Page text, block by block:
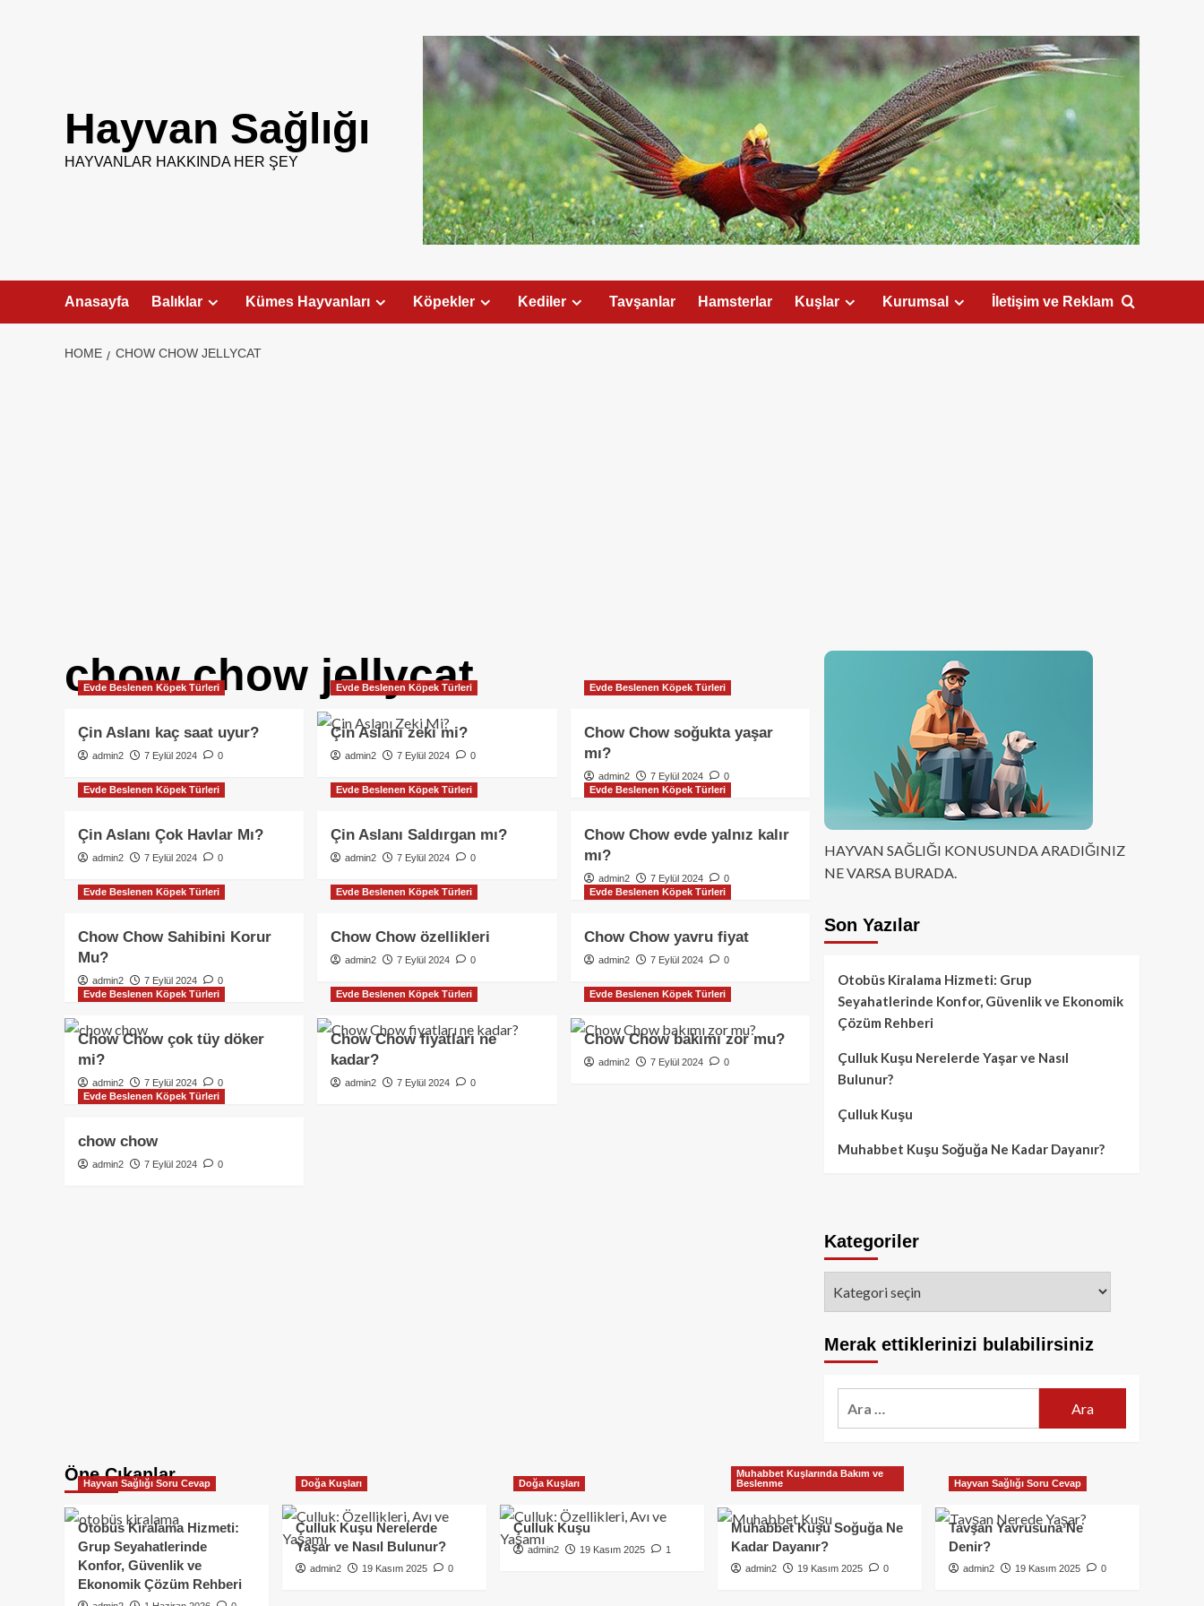
Hayvan Sağlığı
HAYVANLAR HAKKINDA HER ŞEY
Anasayfa Balıklar Kümes Hayvanları Köpekler Kediler Tavşanlar Hamsterlar Kuşlar Kurumsal İletişim ve Reklam
HOME CHOW CHOW JELLYCAT
chow chow jellycat
Evde Beslenen Köpek Türleri
Çin Aslanı kaç saat uyur?
admin2 7 Eylül 2024 0
Evde Beslenen Köpek Türleri
Çin Aslanı zeki mi?
admin2 7 Eylül 2024 0
Evde Beslenen Köpek Türleri
Chow Chow soğukta yaşar
mı?
admin2 7 Eylül 2024
0
Evde Beslenen Köpek Türleri
Çin Aslanı Çok Havlar Mı?
admin2 7 Eylül 2024 0
Evde Beslenen Köpek Türleri
Çin Aslanı Saldırgan mı?
admin2 7 Eylül 2024 0
Evde Beslenen Köpek Türleri
Chow Chow evde yalnız kalır
mı?
admin2 7 Eylül 2024
0
Evde Beslenen Köpek Türleri
Chow Chow Sahibini Korur
Mu?
admin2 7 Eylül 2024 0
Evde Beslenen Köpek Türleri
Chow Chow özellikleri
admin2 7 Eylül 2024 0
Evde Beslenen Köpek Türleri
Chow Chow yavru fiyat
admin2 7 Eylül 2024 0
Evde Beslenen Köpek Türleri
Chow Chow çok tüy döker
mi?
admin2 7 Eylül 2024 0
Evde Beslenen Köpek Türleri
Chow Chow fiyatları ne
kadar?
admin2 7 Eylül 2024 0
Evde Beslenen Köpek Türleri
Chow Chow bakımı zor mu?
admin2 7 Eylül 2024 0
Evde Beslenen Köpek Türleri
chow chow
admin2 7 Eylül 2024 0
HAYVAN SAĞLIĞI KONUSUNDA ARADIĞINIZ
NE VARSA BURADA.
Son Yazılar
Otobüs Kiralama Hizmeti: Grup
Seyahatlerinde Konfor, Güvenlik ve Ekonomik
Çözüm Rehberi
Çulluk Kuşu Nerelerde Yaşar ve Nasıl
Bulunur?
Çulluk Kuşu
Muhabbet Kuşu Soğuğa Ne Kadar Dayanır?
Kategoriler
Merak ettiklerinizi bulabilirsiniz
Öne Çıkanlar
Hayvan Sağlığı Soru Cevap
Otobüs Kiralama Hizmeti:
Grup Seyahatlerinde
Konfor, Güvenlik ve
Ekonomik Çözüm Rehberi
Doğa Kuşları
Çulluk Kuşu Nerelerde
Yaşar ve Nasıl Bulunur?
admin2 19 Kasım 2025 0
Doğa Kuşları
Çulluk Kuşu
admin2 19 Kasım 2025 1
Muhabbet Kuşlarında Bakım ve
Beslenme
Muhabbet Kuşu Soğuğa Ne
Kadar Dayanır?
admin2 19 Kasım 2025 0
Hayvan Sağlığı Soru Cevap
Tavşan Yavrusuna Ne
Denir?
admin2 19 Kasım 2025 0